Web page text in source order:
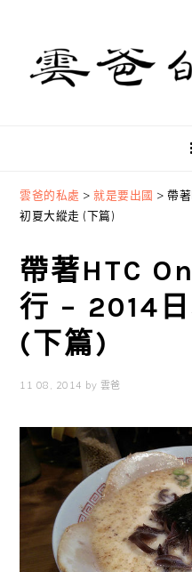
primary
navigation
content
primary
sidebar
雲爸的私處 >就是要出國 >帶
初夏大縱走 (下篇)
帶著HTC
行 – 2014
(下篇)
11 08, 2014 by 雲爸